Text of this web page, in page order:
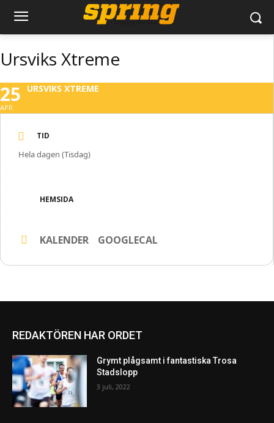
Ursviks Xtreme
25
APR
URSVIKS XTREME
TID
Hela dagen (Tisdag)
HEMSIDA
KALENDER GOOGLECAL
REDAKTÖREN HAR ORDET
Grymt plågsamt i fantastiska Trosa
Stadslopp
3 juli, 2022